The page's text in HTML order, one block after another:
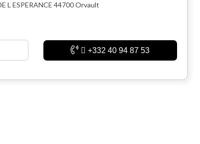
L ESPERANCE 44700 Orvault
+332 40 94 87 53